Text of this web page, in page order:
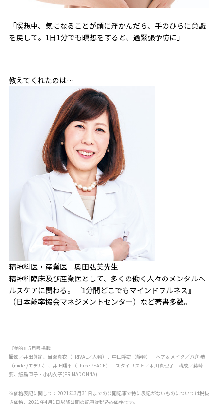
「瞑想中、気になることが頭に浮かんだら、手のひらに意識
を戻して。1日1分でも瞑想をすると、過緊張予防に」
教えてくれたのは…
精神科医・産業医 奥田弘美先生
精神科臨床及び産業医として、多くの働く人々のメンタルヘ
ルスケアに関わる。『1分間どこでもマインドフルネス』
（日本能率協会マネジメントセンター）など著書多数。
『美的』5月号掲載
撮影／井出眞諭、当瀬真衣（TRIVAL／人物）、中田裕史（静物） ヘア＆メイク／八角 恭
（nude./モデル）、井上翔平（Three PEACE） スタイリスト／木川真理子 構成／藤崎
要、飯島直子・小内衣子(PRIMADONNA)
※価格表記に関して：2021年3月31日までの公開記事で特に表記がないものについては税抜
き価格、2021年4月1日以降公開の記事は税込み価格です。